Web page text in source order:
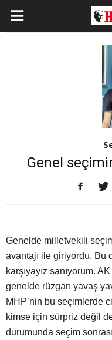
Genel
Genelde milletvekili
avantajı ile giriyordu. Bu
karşıyayız sanıyorum.
genelde rüzgarı yavaş
MHP’nin bu seçimlerde
kimse için sürpriz değil
durumunda seçim